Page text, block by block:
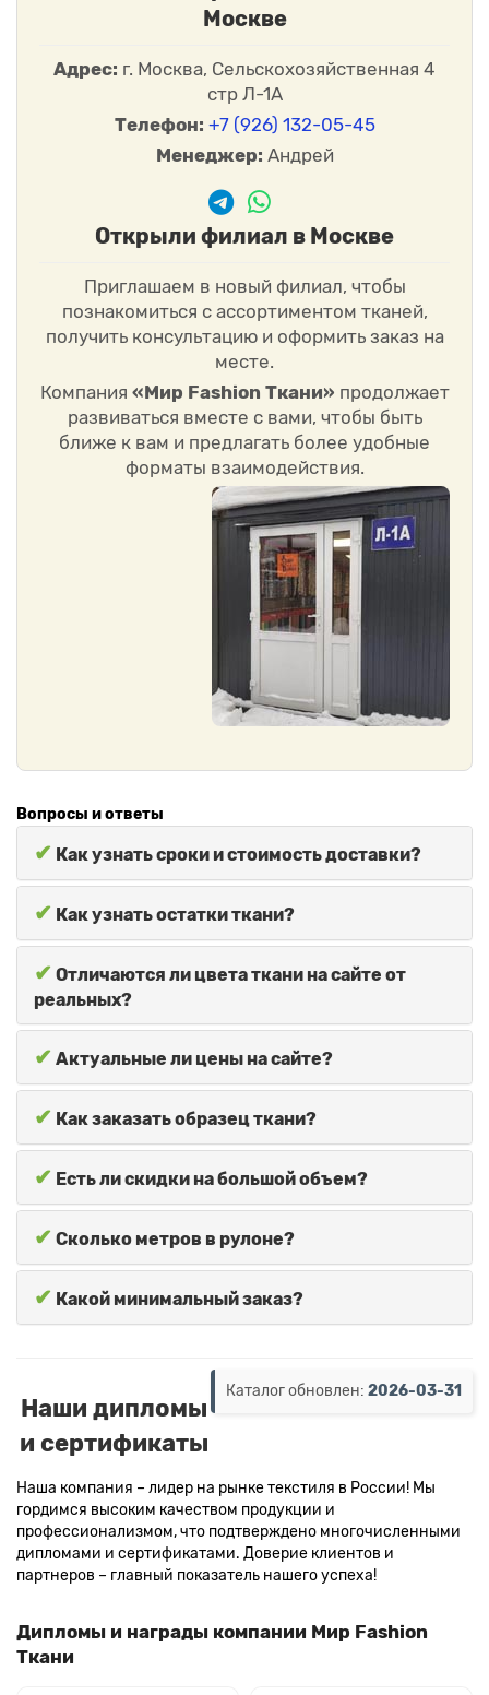
Москве
Адрес: г. Москва, Сельскохозяйственная 4
стр Л-1А
Телефон: +7 (926) 132-05-45
Менеджер: Андрей
Открыли филиал в Москве
Приглашаем в новый филиал, чтобы
познакомиться с ассортиментом тканей,
получить консультацию и оформить заказ на
месте.
Компания «Мир Fashion Ткани» продолжает
развиваться вместе с вами, чтобы быть
ближе к вам и предлагать более удобные
форматы взаимодействия.
Вопросы и ответы
✔ Как узнать сроки и стоимость доставки?
✔ Как узнать остатки ткани?
✔ Отличаются ли цвета ткани на сайте от
реальных?
✔ Актуальные ли цены на сайте?
✔ Как заказать образец ткани?
✔ Есть ли скидки на большой объем?
✔ Сколько метров в рулоне?
✔ Какой минимальный заказ?
Каталог обновлен: 2026-03-31
Наши дипломы
и сертификаты
Наша компания – лидер на рынке текстиля в России! Мы
гордимся высоким качеством продукции и
профессионализмом, что подтверждено многочисленными
дипломами и сертификатами. Доверие клиентов и
партнеров – главный показатель нашего успеха!
Дипломы и награды компании Мир Fashion
Ткани